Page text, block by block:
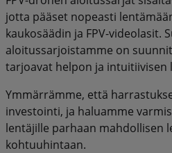
jotta pääset nopeasti
kaukosäädin ja FPV-videolasit.
aloitussarjoistamme on
tarjoavat helpon ja intuitiivisen
Ymmärrämme, että
investointi, ja haluamme
lentäjille parhaan mahdollisen
kohtuuhintaan.